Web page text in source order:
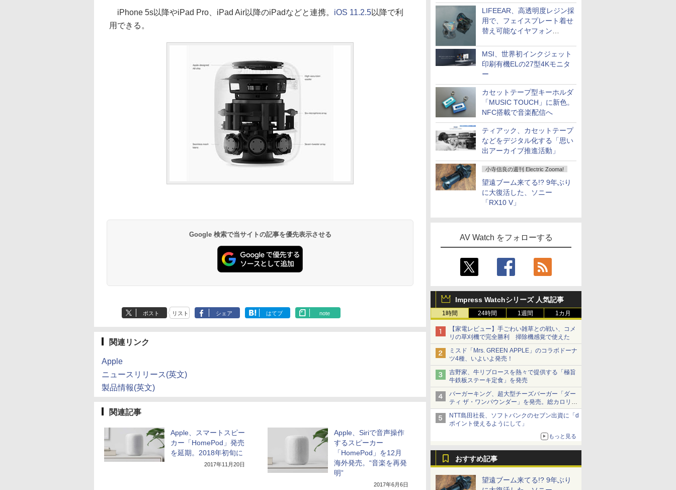
LIFEEAR、高透明度レジン採
用で、フェイスプレート着せ
替え可能なイヤフォン
MSI、世界初インクジェット
印刷有機ELの27型4Kモニタ
ー
カセットテープ型キーホルダ
「MUSIC TOUCH」に新色。
NFC搭載で音楽配信へ
ティアック、カセットテープ
などをデジタル化する「思い
出アーカイブ推進活動」
小寺信良の週刊 Electric Zooma!
望遠ブーム来てる!? 9年ぶり
に大復活した、ソニー
「RX10 V」
AV Watch をフォローする
Impress Watchシリーズ 人気記事
1時間 24時間 1週間 1カ月
【家電レビュー】手ごわい雑草との戦い、コメ
リの草刈機で完全勝利 掃除機感覚で使えた
ミスド「Mrs. GREEN APPLE」のコラボドーナ
ツ4種、いよいよ発売！
吉野家、牛リブロースを熱々で提供する「極旨
牛鉄板ステーキ定食」を発売
バーガーキング、超大型チーズバーガー「ダー
ティ ザ・ワンパウンダー」を発売。総カロリー
約1656kcal、総重量約527g！
NTT島田社長、ソフトバンクのセブン出資に「d
ポイント使えるようにして」
もっと見る
おすすめ記事
望遠ブーム来てる!? 9年ぶり
iPhone 5s以降やiPad Pro、iPad Air以降のiPadなどと連携。 iOS 11.2.5以降で利
用できる。
Google 検索で当サイトの記事を優先表示させる
ポスト リスト シェア はてブ note
関連リンク
Apple
ニュースリリース(英文)
製品情報(英文)
関連記事
Apple、スマートスピー
カー「HomePod」発売
を延期。2018年初旬に
2017年11月20日
Apple、Siriで音声操作
するスピーカー
「HomePod」を12月
海外発売。“音楽を再発
明”
2017年6月6日